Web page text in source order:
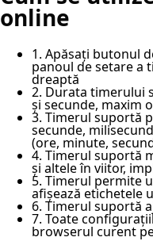
online
1. Apăsați butonul
panoul de setare a
dreaptă
2. Durata timerului
și secunde, maxim
3. Timerul suportă
secunde,
(ore, minute,
4. Timerul suportă
și altele în viitor,
5. Timerul permite
afișează etichetele
6. Timerul suportă
7. Toate
browserul curent